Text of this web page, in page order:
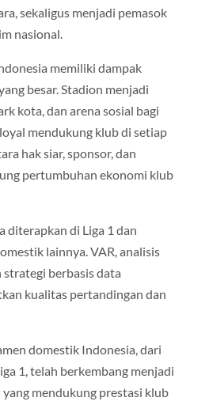
sekaligus menjadi pemasok
nasional.
memiliki dampak
besar. Stadion menjadi
kota, dan arena sosial bagi
mendukung klub di setiap
hak siar, sponsor, dan
pertumbuhan ekonomi klub
diterapkan di Liga 1 dan
lainnya. VAR, analisis
berbasis data
kualitas pertandingan dan
domestik Indonesia, dari
1, telah berkembang menjadi
mendukung prestasi klub